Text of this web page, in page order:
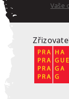
Vaše